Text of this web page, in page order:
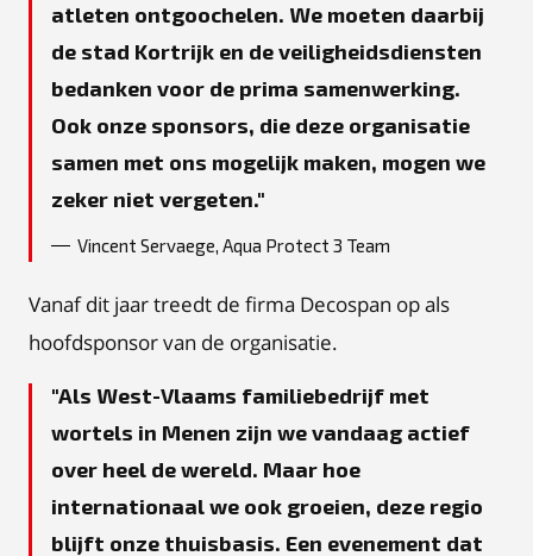
atleten ontgoochelen. We moeten daarbij
de stad Kortrijk en de veiligheidsdiensten
bedanken voor de prima samenwerking.
Ook onze sponsors, die deze organisatie
samen met ons mogelijk maken, mogen we
zeker niet vergeten.
Vincent Servaege, Aqua Protect 3 Team
Vanaf dit jaar treedt de firma Decospan op als
hoofdsponsor van de organisatie.
Als West-Vlaams familiebedrijf met
wortels in Menen zijn we vandaag actief
over heel de wereld. Maar hoe
internationaal we ook groeien, deze regio
blijft onze thuisbasis. Een evenement dat